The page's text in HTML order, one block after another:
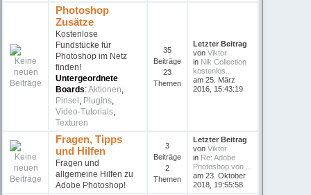
Photoshop
Zusätze
Kostenlose
Fundstücke für
Photoshop im Netz
finden!
Untergeordnete
Boards:Aktionen,
Pinsel , PlugIns,
Video-Tutorials,
Texturen
35
Beiträge
23
Themen
Letzter Beitrag
vonViktor
in Nik Collection
kostenlos...
am 25. März
2016, 15:43:19
Fragen, Tipps
und Hilfen
Fragen und
allgemeine Hilfen zu
Adobe Photoshop!
3
Beiträge
2
Themen
Letzter Beitrag
vonViktor
in Re: Adobe
Photoshop von ...
am 23. Oktober
2018, 19:55:58